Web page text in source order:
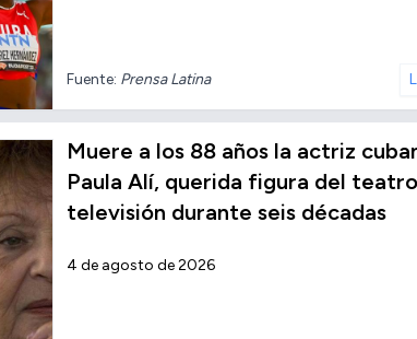
Fuente: Prensa Latina
Muere a los 88 años la actriz
Paula Alí, querida figura del
televisión durante seis décadas
4 de agosto de 2026